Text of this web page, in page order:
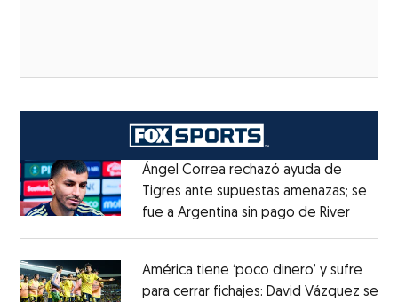
Ángel Correa rechazó ayuda de
Tigres ante supuestas amenazas; se
fue a Argentina sin pago de RiverOpens
América tiene ‘poco dinero’ y sufre
para cerrar fichajes: David Vázquez se